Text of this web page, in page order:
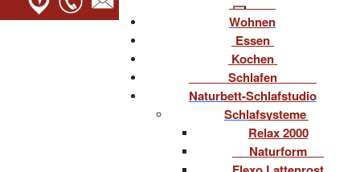
Wohnen
Essen
Kochen
Schlafen
Naturbett-Schlafstudio
Schlafsysteme
Relax 2000
Naturform